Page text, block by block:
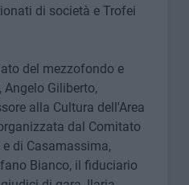
di società e Trofei
del mezzofondo e
Giliberto,
alla Cultura dell'Area
dal Comitato
di Casamassima,
Bianco, il fiduciario